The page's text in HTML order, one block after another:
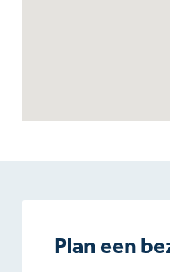
Plan een